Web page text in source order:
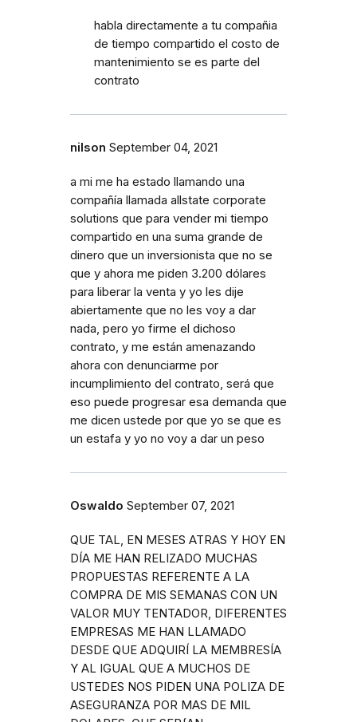
habla directamente a tu compañia
de tiempo compartido el costo de
mantenimiento se es parte del
contrato
nilson September 04, 2021
a mi me ha estado llamando una
compañía llamada allstate corporate
solutions que para vender mi tiempo
compartido en una suma grande de
dinero que un inversionista que no se
que y ahora me piden 3.200 dólares
para liberar la venta y yo les dije
abiertamente que no les voy a dar
nada, pero yo firme el dichoso
contrato, y me están amenazando
ahora con denunciarme por
incumplimiento del contrato, será que
eso puede progresar esa demanda que
me dicen ustede por que yo se que es
un estafa y yo no voy a dar un peso
Oswaldo September 07, 2021
QUE TAL, EN MESES ATRAS Y HOY EN
DÍA ME HAN RELIZADO MUCHAS
PROPUESTAS REFERENTE A LA
COMPRA DE MIS SEMANAS CON UN
VALOR MUY TENTADOR, DIFERENTES
EMPRESAS ME HAN LLAMADO
DESDE QUE ADQUIRÍ LA MEMBRESÍA
Y AL IGUAL QUE A MUCHOS DE
USTEDES NOS PIDEN UNA POLIZA DE
ASEGURANZA POR MAS DE MIL